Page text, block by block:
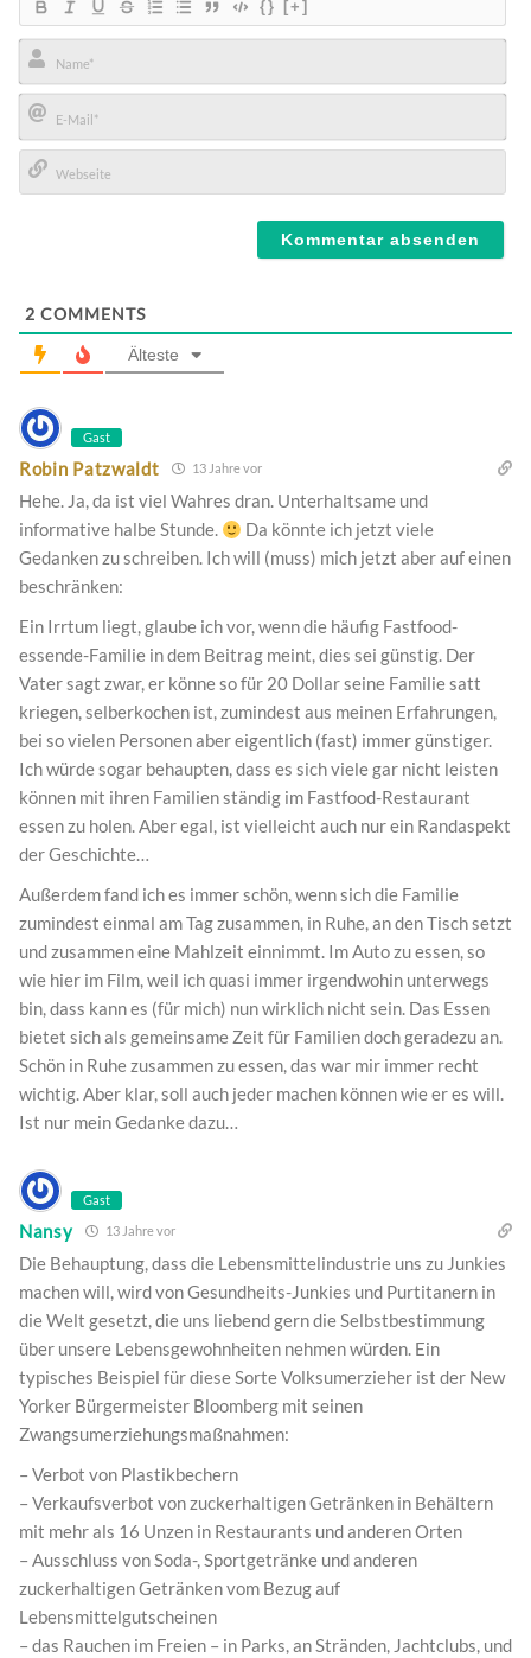
{} [+]
Name*
E-
Mail*
2 COMMENTS
Älteste
Gast
Robin Patzwaldt 13 Jahre vor
Hehe. Ja, da ist viel Wahres dran. Unterhaltsame und
informative halbe Stunde.
Da könnte ich jetzt viele
Gedanken zu schreiben. Ich will (muss) mich jetzt aber auf einen
beschränken:
Ein Irrtum liegt, glaube ich vor, wenn die häufig Fastfood-
essende-Familie in dem Beitrag meint, dies sei günstig. Der
Vater sagt zwar, er könne so für 20 Dollar seine Familie satt
kriegen, selberkochen ist, zumindest aus meinen Erfahrungen,
bei so vielen Personen aber eigentlich (fast) immer günstiger.
Ich würde sogar behaupten, dass es sich viele gar nicht leisten
können mit ihren Familien ständig im Fastfood-Restaurant
essen zu holen. Aber egal, ist vielleicht auch nur ein Randaspekt
der Geschichte…
Außerdem fand ich es immer schön, wenn sich die Familie
zumindest einmal am Tag zusammen, in Ruhe, an den Tisch setzt
und zusammen eine Mahlzeit einnimmt. Im Auto zu essen, so
wie hier im Film, weil ich quasi immer irgendwohin unterwegs
bin, dass kann es (für mich) nun wirklich nicht sein. Das Essen
bietet sich als gemeinsame Zeit für Familien doch geradezu an.
Schön in Ruhe zusammen zu essen, das war mir immer recht
wichtig. Aber klar, soll auch jeder machen können wie er es will.
Ist nur mein Gedanke dazu…
Gast
Nansy 13 Jahre vor
Die Behauptung, dass die Lebensmittelindustrie uns zu Junkies
machen will, wird von Gesundheits-Junkies und Purtitanern in
die Welt gesetzt, die uns liebend gern die Selbstbestimmung
über unsere Lebensgewohnheiten nehmen würden. Ein
typisches Beispiel für diese Sorte Volksumerzieher ist der New
Yorker Bürgermeister Bloomberg mit seinen
Zwangsumerziehungsmaßnahmen:
– Verbot von Plastikbechern
– Verkaufsverbot von zuckerhaltigen Getränken in Behältern
mit mehr als 16 Unzen in Restaurants und anderen Orten
– Ausschluss von Soda-, Sportgetränke und anderen
zuckerhaltigen Getränken vom Bezug auf
Lebensmittelgutscheinen
– das Rauchen im Freien – in Parks, an Stränden, Jachtclubs, und